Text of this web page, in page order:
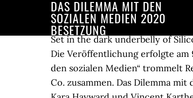
DAS DILEMMA MIT DEN
SOZIALEN MEDIEN 2020
BESETZUNG
Set in the dark underbelly of Silicon Valley, The Social Dilemma fuses investigative documentary with enlightening narrative drama. Die Veröffentlichung erfolgte am 9. Platz 1 der besten Dokus beim Shelfd Streaming Award 2020 In der Netflix-Doku „Das Dilemma mit den sozialen Medien“ trommelt Regisseur Jeff Orlowski etliche hochkarätige Ex-Mitarbeiter*innen von Facebook, Twitter, Google und Co. zusammen. Das Dilemma mit den sozialen Medien ist ein Dokumentarfilm aus dem Jahr 2020 von Jeff Orlowski mit Skyler Gisondo, Kara Hayward und Vincent Kartheiser. Expert testimony from tech whistle-blowers exposes our disturbing predicament: the services Big Tech provides-search engines, networks, instant information, etc.-are merely the candy that lures us to bite. November 2020 um 22:33 Uhr bearbeitet. When Enola Holmes-Sherlock's teen sister-discovers her mother missing, she sets off to find her, becoming a super-sleuth in her own right as she outwits her famous brother and unravels a dangerous conspiracy around a mysterious young Lord. Explores the dangerous human impact of social networking, with tech experts sounding the alarm on their own creations. 006 Episode 6 Serie: Sistas (Tyler Perrys Sistas) Der Tote im Bär The Man in the Bear - Bones – Die KnochenjägerinEnglish Dr. Brennan reluctantly joins Agent Booth to travel to Aurora, Washington State, where a human hand was found inside the stomach of a bear. Obwohl wir hier selten bzw. Set in the dark underbelly of Silicon Valley, The Social Dilemma fuses investigative documentary with enlightening narrative drama. [5], Der Tagesspiegel bezeichnet den Film als Teil des Problems, da er genau das sei, was die Dokumentation kritisiere, nämlich etwas, bei dem man kaum wegschauen könne. In post-industrial Ohio, a Chinese billionaire opens a factory in an abandoned General Motors plant, hiring two thousand Americans. Sogar die … Behandelt werden unter anderem Themen wie Data Mining, wie das Produktdesign das Suchtpotential erhöhen will, die Auswirkungen von sozialen Medien auf die psychische Gesundheit, auch mit besonderem Blick auf die steigenden Selbstmordraten bei Teenagern sowie die Rolle von sozialen Medien bei der Verbreitung von Verschwörungstheorien. The Social Dilemma (2020) Das Dilemma mit den sozialen Medien. This unique feature documentary is his witness statement. Gedreht wurde die Dokumentation bereits 2018/2019 und hat 2020 ein paar Ergänzungen erhalten. Als die sozialen Medien Anfang der